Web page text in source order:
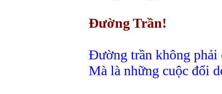
Đường Trần!
Đường trần không phải
Mà là những cuộc đổi